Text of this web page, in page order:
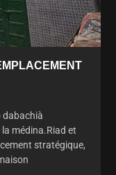
dabachià
médina.Riad et
stratégique,